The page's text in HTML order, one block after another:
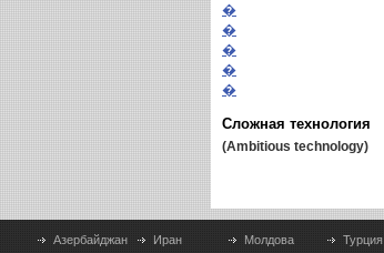
�
�
�
�
�
Сложная технология
(Ambitious technology)
Азербайджан
Иран
Молдова
Турция